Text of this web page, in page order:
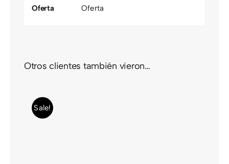
Oferta
Oferta
Otros clientes también vieron…
Sale!